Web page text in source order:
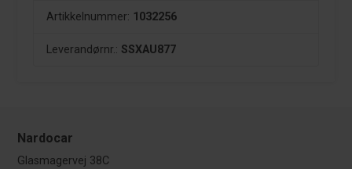
Artikkelnummer: 1032256
Leverandørnr.: SSXAU877
Nardocar
Glasmagervej 38C